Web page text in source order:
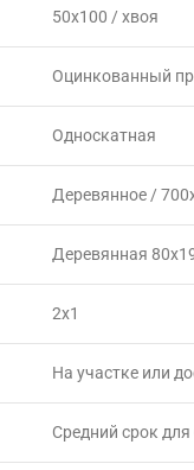
50х100 / хвоя
Оцинкованный
Односкатная
Деревянное /
Деревянная
2х1
На участке или
Средний срок